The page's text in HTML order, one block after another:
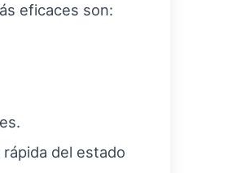
eficaces son:
del estado